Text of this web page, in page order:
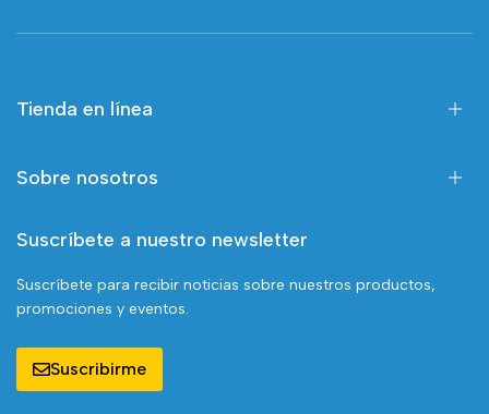
Tienda en línea
Sobre nosotros
Suscríbete a nuestro newsletter
Suscríbete para recibir noticias sobre nuestros productos,
promociones y eventos.
Suscribirme